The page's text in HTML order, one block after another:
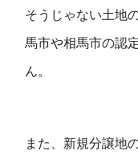
そうじゃない土地
馬市や相馬市の認
ん。
また、新規分譲地